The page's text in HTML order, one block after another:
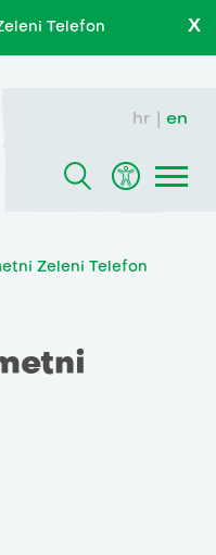
Telefon X
hr en
Zeleni Telefon